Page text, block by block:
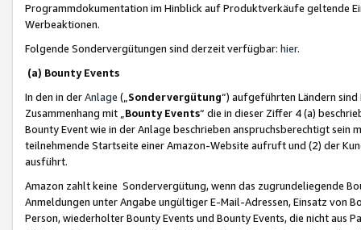
Programmdokumentation im Hinblick auf Produktverkäufe geltende
Werbeaktionen.
Folgende Sondervergütungen sind derzeit verfügbar: hier.
(a) Bounty Events
In den in derAnlage („ Sondervergütung“) aufgeführten Ländern
Zusammenhang mit „ Bounty Events“ die in dieser Ziffer 4 (a)
Bounty Event wie in der Anlage beschrieben anspruchsberechtigt sein
teilnehmende Startseite einer Amazon-Website aufruft und (2) der
ausführt.
Amazon zahlt keine Sondervergütung, wenn das zugrundeliegende
Anmeldungen unter Angabe ungültiger E-Mail-Adressen, Einsatz von
Person, wiederholter Bounty Events und Bounty Events, die nicht